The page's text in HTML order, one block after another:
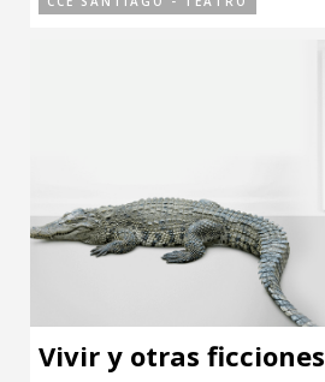
Vivir y otras ficciones